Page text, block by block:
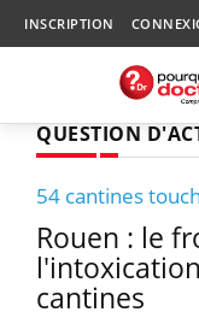
INSCRIPTION
QUESTION
54 cantines
Rouen : le
cantines